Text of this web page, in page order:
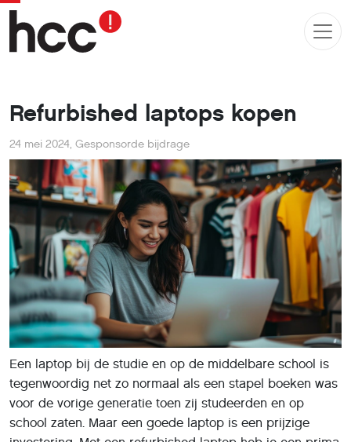
Refurbished laptops kopen
24 mei 2024, Gesponsorde bijdrage
Een laptop bij de studie en op de middelbare school is
tegenwoordig net zo normaal als een stapel boeken was
voor de vorige generatie toen zij studeerden en op
school zaten. Maar een goede laptop is een prijzige